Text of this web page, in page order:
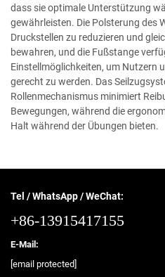
dass sie optimale Unterstützung
gewährleisten. Die Polsterung des
Druckstellen zu reduzieren und
bewahren, und die Fußstange
Einstellmöglichkeiten, um Nutzern
gerecht zu werden. Das
Rollenmechanismus minimiert
Bewegungen, während die
Halt während der Übungen bieten.
Tel / WhatsApp / WeChat:
+86-13915417155
E-Mail:
[email protected]